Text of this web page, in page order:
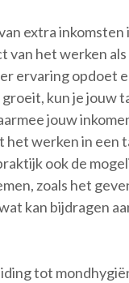
extra inkomsten
van het werken
ervaring opdoet
kun je jouw
jouw
het werken in een
ook de
zoals het
kan bijdragen
tot